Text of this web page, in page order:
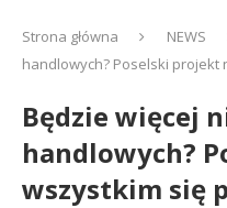
Strona główna NEWS
handlowych? Poselski projekt
Będzie więcej
handlowych?
wszystkim się